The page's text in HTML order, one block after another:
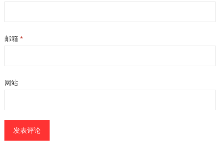
邮箱 *
网站